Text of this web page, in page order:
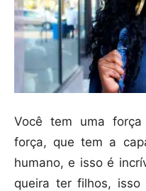
Você tem uma
força, que tem a
humano, e isso é
queira ter filhos,